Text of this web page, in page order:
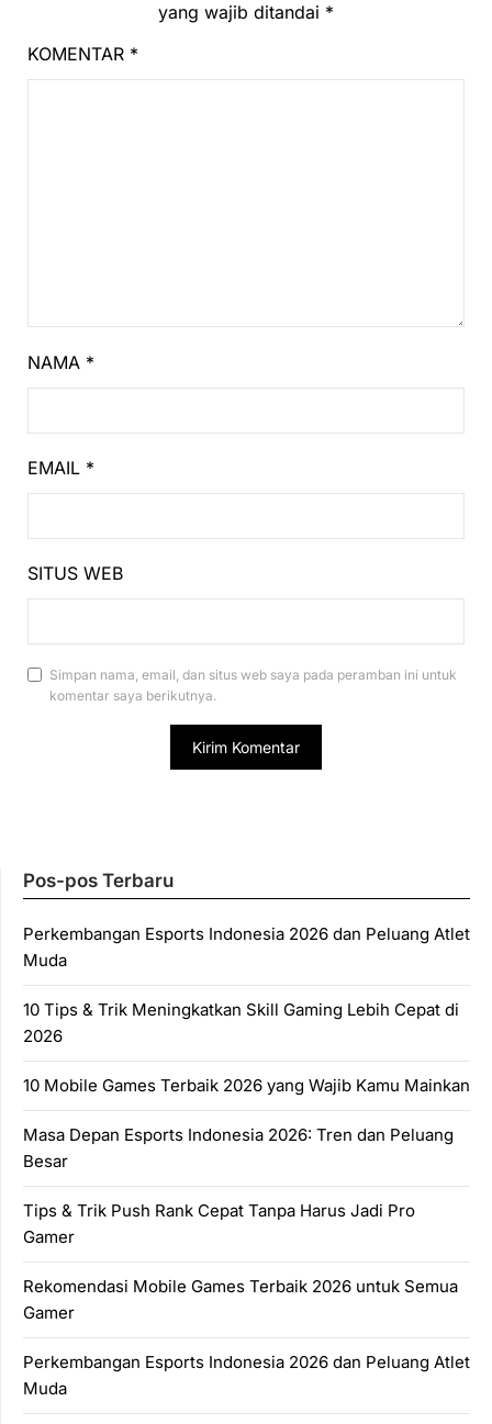
yang wajib ditandai *
KOMENTAR *
NAMA *
EMAIL *
SITUS WEB
Simpan nama, email, dan situs web saya pada peramban ini untuk
komentar saya berikutnya.
Pos-pos Terbaru
Perkembangan Esports Indonesia 2026 dan Peluang Atlet
Muda
10 Tips & Trik Meningkatkan Skill Gaming Lebih Cepat di
2026
10 Mobile Games Terbaik 2026 yang Wajib Kamu Mainkan
Masa Depan Esports Indonesia 2026: Tren dan Peluang
Besar
Tips & Trik Push Rank Cepat Tanpa Harus Jadi Pro
Gamer
Rekomendasi Mobile Games Terbaik 2026 untuk Semua
Gamer
Perkembangan Esports Indonesia 2026 dan Peluang Atlet
Muda